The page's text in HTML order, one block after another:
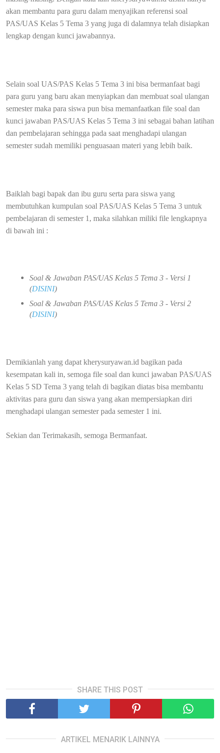
akan membantu para guru dalam menyajikan referensi soal
PAS/UAS Kelas 5 Tema 3 yang juga di dalamnya telah disiapkan
lengkap dengan kunci jawabannya.
Selain soal UAS/PAS Kelas 5 Tema 3 ini bisa bermanfaat bagi
para guru yang baru akan menyiapkan dan membuat soal ulangan
semester maka para siswa pun bisa memanfaatkan file soal dan
kunci jawaban PAS/UAS Kelas 5 Tema 3 ini sebagai bahan latihan
dan pembelajaran sehingga pada saat menghadapi ulangan
semester sudah memiliki penguasaan materi yang lebih baik.
Baiklah bagi bapak dan ibu guru serta para siswa yang
membutuhkan kumpulan soal PAS/UAS Kelas 5 Tema 3 untuk
pembelajaran di semester 1, maka silahkan miliki file lengkapnya
di bawah ini :
Soal & Jawaban PAS/UAS Kelas 5 Tema 3 - Versi 1
(DISINI)
Soal & Jawaban PAS/UAS Kelas 5 Tema 3 - Versi 2
(DISINI)
Demikianlah yang dapat kherysuryawan.id bagikan pada
kesempatan kali in, semoga file soal dan kunci jawaban PAS/UAS
Kelas 5 SD Tema 3 yang telah di bagikan diatas bisa membantu
aktivitas para guru dan siswa yang akan mempersiapkan diri
menghadapi ulangan semester pada semester 1 ini.
Sekian dan Terimakasih, semoga Bermanfaat.
SHARE THIS POST
ARTIKEL MENARIK LAINNYA